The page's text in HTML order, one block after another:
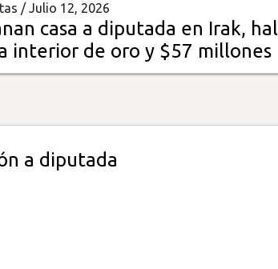
/Julio 12, 2026
casa a diputada en Irak,
interior de oro y $57 millones
a diputada